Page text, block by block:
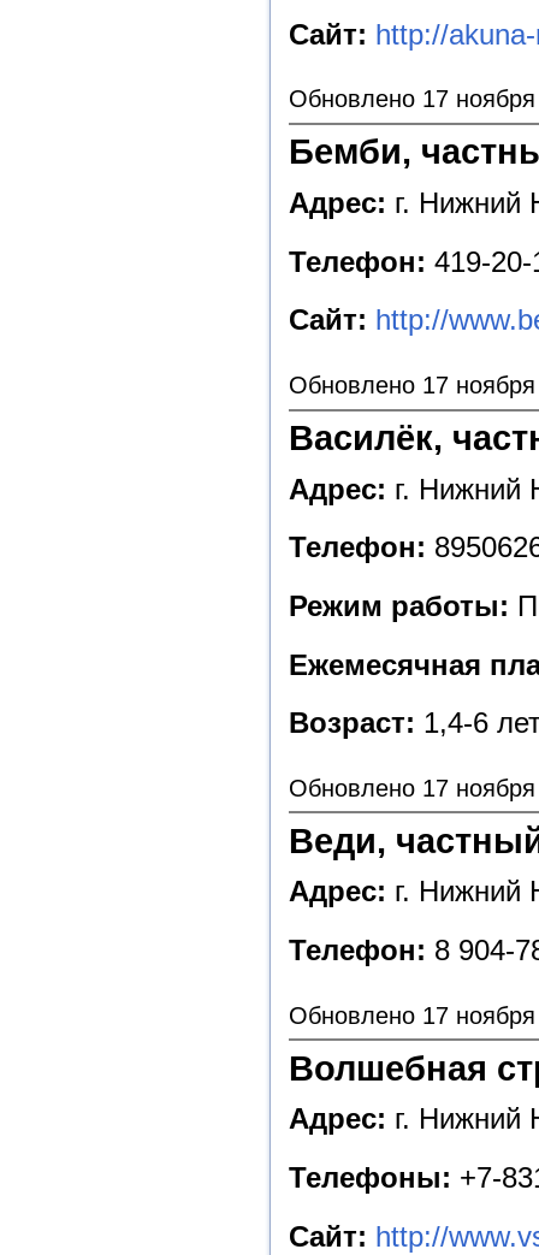
Сайт: http://
Обновлено 17
Бемби,
Адрес: г. Нижний
Телефон: 419-20-
Сайт: http://
Обновлено 17
Василёк,
Адрес: г. Нижний
Телефон:
Режим работы:
Ежемесячная
Возраст: 1,4-6
Обновлено 17
Веди,
Адрес: г. Нижний
Телефон: 8 904-
Обновлено 17
Волшебная
Адрес: г. Нижний
Телефоны: +7-
Сайт: http://